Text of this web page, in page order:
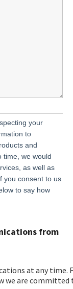
your
to
and
time, we would
as well as
you consent to us
to say how
from
at any
we are